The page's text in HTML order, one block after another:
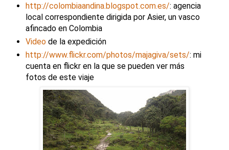
http://colombiaandina.blogspot.com.es/: agencia
local correspondiente dirigida por Asier, un vasco
afincado en Colombia
Video de la expedición
http://www.flickr.com/photos/majagiva/sets/: mi
cuenta en flickr en la que se pueden ver más
fotos de este viaje